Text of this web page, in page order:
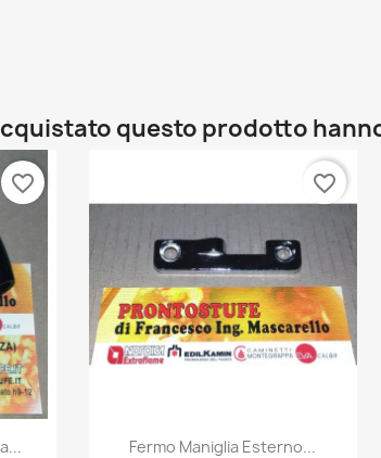
questo prodotto
favorite_border
Anteprima
Fermo Maniglia Esterno...
favorite_border